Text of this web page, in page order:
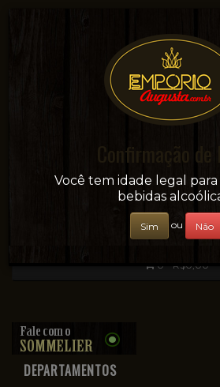
Sua conveniência e adega
0 - R$0,00
DEPARTAMENTOS
Confirmação de
Você tem idade legal
bebidas
Sim ou Não